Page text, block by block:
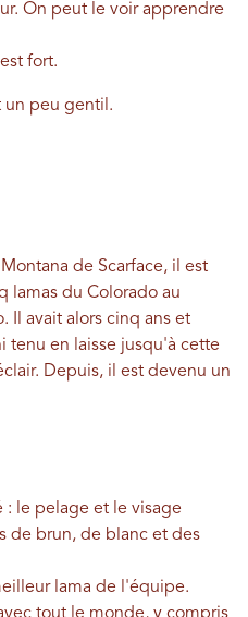
On peut le voir apprendre
fort.
un peu gentil.
de Scarface, il est
lamas du Colorado au
Il avait alors cinq ans et
tenu en laisse jusqu'à cette
Depuis, il est devenu un
: le pelage et le visage
de brun, de blanc et des
lama de l'équipe.